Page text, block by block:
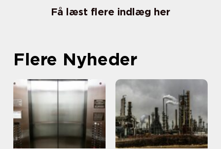
Få læst flere indlæg her
Flere Nyheder